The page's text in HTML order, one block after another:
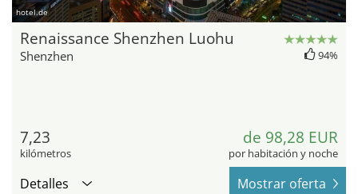
hotel.de
Renaissance Shenzhen Luohu
Shenzhen 94%
7,23
kilómetros
de 98,28 EUR
por habitación y noche
Detalles Mostrar oferta